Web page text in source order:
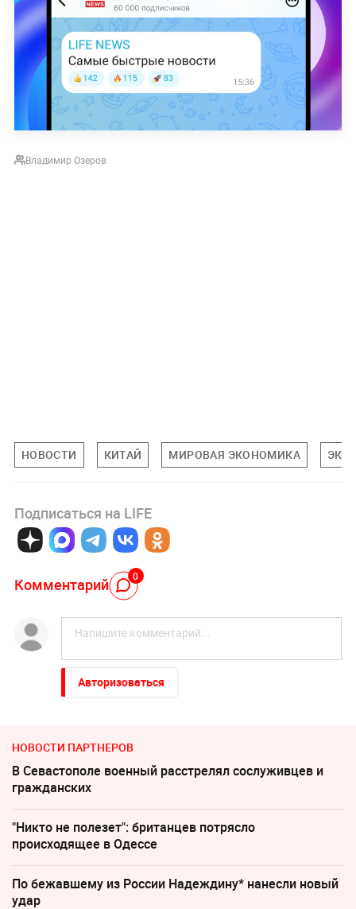
Владимир Озеров
НОВОСТИ КИТАЙ МИРОВАЯ ЭКОНОМИКА
Подписаться на LIFE
Комментарий 0
Авторизоваться
НОВОСТИ ПАРТНЕРОВ
В Севастополе военный расстрелял сослуживцев и
гражданских
"Никто не полезет": британцев потрясло
происходящее в Одессе
По бежавшему из России Надеждину* нанесли новый
удар